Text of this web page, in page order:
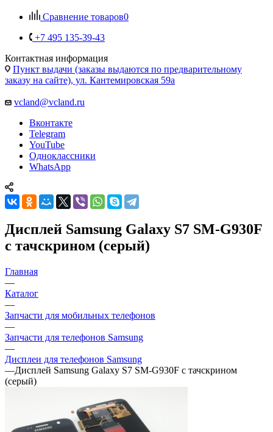
Сравнение товаров0
+7 495 135-39-43
Контактная информация
Пункт выдачи (заказы выдаются по предварительному
заказу на сайте), ул. Кантемировская 59а
vcland@vcland.ru
Вконтакте
Telegram
YouTube
Одноклассники
WhatsApp
Дисплей Samsung Galaxy S7 SM-G930F
с тачскрином (серый)
Главная
—
Каталог
—
Запчасти для мобильных телефонов
—
Запчасти для телефонов Samsung
—
Дисплеи для телефонов Samsung
—Дисплей Samsung Galaxy S7 SM-G930F с тачскрином
(серый)